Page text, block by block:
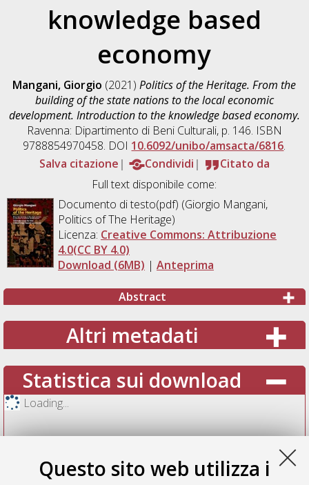
Questo sito web utilizza i
knowledge based
economy
Mangani, Giorgio (2021)Politics of the Heritage. From the
building of the state nations to the local economic
development. Introduction to the knowledge based economy.
Ravenna: Dipartimento di Beni Culturali, p. 146. ISBN
9788854970458. DOI 10.6092/unibo/amsacta/6816.
Salva citazione
Condividi
Citato da
Full text disponibile come:
Documento di testo(pdf) (Giorgio Mangani,
Politics of The Heritage)
Licenza: Creative Commons: Attribuzione
4.0(CC BY 4.0)
Download (6MB) | Anteprima
Abstract
Altri metadati
Statistica sui download
Loading...